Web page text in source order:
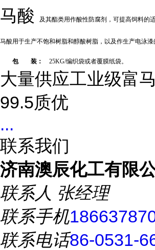
马酸
及其酯类用作酸性防腐剂，可提高饲料的
马酸用于生产不饱和树脂和醇酸树脂，以及作生产电泳漆
包 装： 25KG/编织袋或者覆膜纸袋。
大量供应工业级富
99.5质优
...
联系我们
济南澳辰化工有限
联系人 张经理
联系手机
联系电话86-0531-